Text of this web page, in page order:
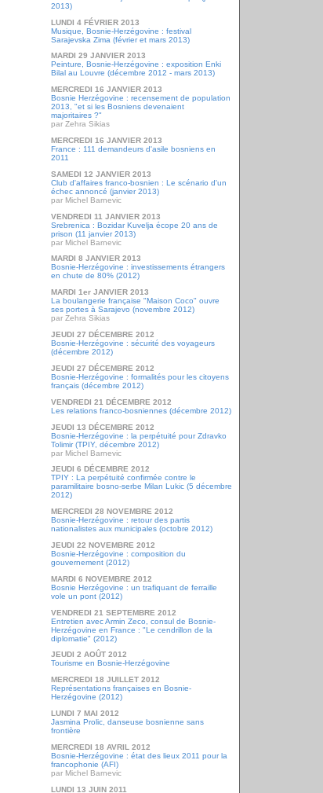
2013)
LUNDI 4 FÉVRIER 2013
Musique, Bosnie-Herzégovine : festival
Sarajevska Zima (février et mars 2013)
MARDI 29 JANVIER 2013
Peinture, Bosnie-Herzégovine : exposition Enki
Bilal au Louvre (décembre 2012 - mars 2013)
MERCREDI 16 JANVIER 2013
Bosnie Herzégovine : recensement de population
2013, "et si les Bosniens devenaient
majoritaires ?"
par Zehra Sikias
MERCREDI 16 JANVIER 2013
France : 111 demandeurs d'asile bosniens en
2011
SAMEDI 12 JANVIER 2013
Club d'affaires franco-bosnien : Le scénario d'un
échec annoncé (janvier 2013)
par Michel Barnevic
VENDREDI 11 JANVIER 2013
Srebrenica : Bozidar Kuvelja écope 20 ans de
prison (11 janvier 2013)
par Michel Barnevic
MARDI 8 JANVIER 2013
Bosnie-Herzégovine : investissements étrangers
en chute de 80% (2012)
MARDI 1er JANVIER 2013
La boulangerie française "Maison Coco" ouvre
ses portes à Sarajevo (novembre 2012)
par Zehra Sikias
JEUDI 27 DÉCEMBRE 2012
Bosnie-Herzégovine : sécurité des voyageurs
(décembre 2012)
JEUDI 27 DÉCEMBRE 2012
Bosnie-Herzégovine : formalités pour les citoyens
français (décembre 2012)
VENDREDI 21 DÉCEMBRE 2012
Les relations franco-bosniennes (décembre 2012)
JEUDI 13 DÉCEMBRE 2012
Bosnie-Herzégovine : la perpétuité pour Zdravko
Tolimir (TPIY, décembre 2012)
par Michel Barnevic
JEUDI 6 DÉCEMBRE 2012
TPIY : La perpétuité confirmée contre le
paramilitaire bosno-serbe Milan Lukic (5 décembre
2012)
MERCREDI 28 NOVEMBRE 2012
Bosnie-Herzégovine : retour des partis
nationalistes aux municipales (octobre 2012)
JEUDI 22 NOVEMBRE 2012
Bosnie-Herzégovine : composition du
gouvernement (2012)
MARDI 6 NOVEMBRE 2012
Bosnie Herzégovine : un trafiquant de ferraille
vole un pont (2012)
VENDREDI 21 SEPTEMBRE 2012
Entretien avec Armin Zeco, consul de Bosnie-
Herzégovine en France : "Le cendrillon de la
diplomatie" (2012)
JEUDI 2 AOÛT 2012
Tourisme en Bosnie-Herzégovine
MERCREDI 18 JUILLET 2012
Représentations françaises en Bosnie-
Herzégovine (2012)
LUNDI 7 MAI 2012
Jasmina Prolic, danseuse bosnienne sans
frontière
MERCREDI 18 AVRIL 2012
Bosnie-Herzégovine : état des lieux 2011 pour la
francophonie (AFI)
par Michel Barnevic
LUNDI 13 JUIN 2011